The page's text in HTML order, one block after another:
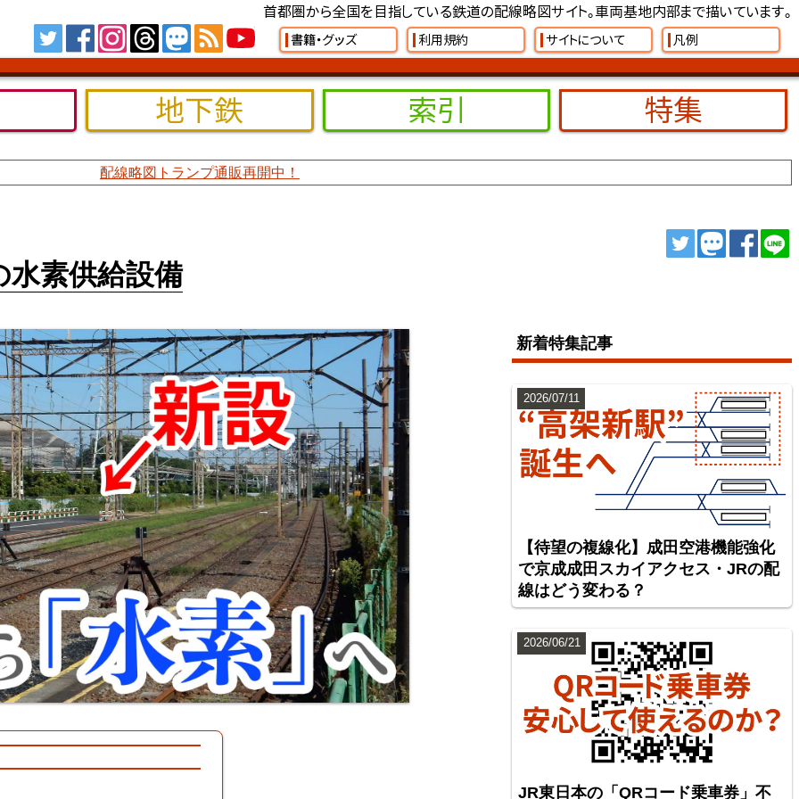
首都圏から全国を目指している鉄道の配線略図サイト。車両基地内部まで描いています。
書籍・グッズ 利用規約 サイトについて 凡例
Tw FB IG TH MS RSS
地下鉄 索引 特集
配線略図トランプ通販再開中！
ツイートトゥート
シェ
水素供給設備
新着特集記事
【待望の複線化】成田空港機能強化
で京成成田スカイアクセス・JRの配
線はどう変わる？
2026/07/11
JR東日本の「QRコード乗車券」不
2026/06/21